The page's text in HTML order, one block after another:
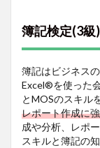
簿記検定(3級)
簿記はビジネス
Excel®を使った
とMOSのスキル
レポート作成に
成や分析、レポ
スキルと簿記の